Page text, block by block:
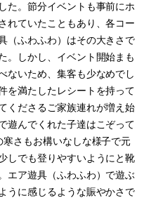
た。節分イベントも事前にホ
れていたこともあり、各コー
（ふわふわ）はその大きさで
。しかし、イベント開始まも
ないため、集客も少なめでし
を満たしたレシートを持って
くださるご家族連れが増え始
遊んでくれた子達はこぞって
さもお構いなしな様子で元
しでも登りやすいようにと靴
エア遊具（ふわふわ）で遊ぶ
うに感じるような賑やかさで